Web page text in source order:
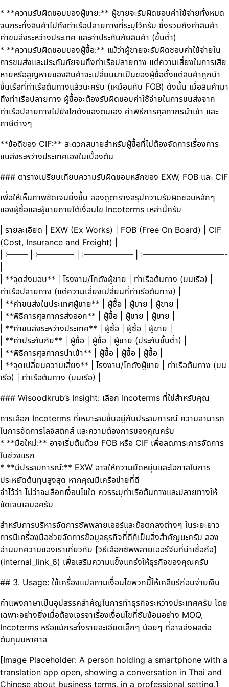
* **ความรับผิดชอบของผู้ขาย:** ผู้ขายจะรับผิดชอบค่าใช้จ่ายทั้งหมด
จนกระทั่งสินค้าไปถึงท่าเรือปลายทางที่ระบุไว้ครับ ซึ่งรวมถึงค่าสินค้า
ค่าขนส่งระหว่างประเทศ และค่าประกันภัยสินค้า (ขั้นต่ำ)
* **ความรับผิดชอบของผู้ซื้อ:** แม้ว่าผู้ขายจะรับผิดชอบค่าใช้จ่ายใน
การขนส่งและประกันภัยจนถึงท่าเรือปลายทาง แต่ความเสี่ยงในการเสีย
หายหรือสูญหายของสินค้าจะเปลี่ยนมาเป็นของผู้ซื้อตั้งแต่สินค้าถูกนำ
ขึ้นเรือที่ท่าเรือต้นทางแล้วนะครับ (เหมือนกับ FOB) ดังนั้น เมื่อสินค้ามา
ถึงท่าเรือปลายทาง ผู้ซื้อจะต้องรับผิดชอบค่าใช้จ่ายในการขนส่งจาก
ท่าเรือปลายทางไปยังโกดังของตนเอง ค่าพิธีการศุลกากรนำเข้า และ
ภาษีต่างๆ
**ข้อดีของ CIF:** สะดวกสบายสำหรับผู้ซื้อที่ไม่ต้องจัดการเรื่องการ
ขนส่งระหว่างประเทศเองในเบื้องต้น
### ตารางเปรียบเทียบความรับผิดชอบหลักของ EXW, FOB และ CIF
เพื่อให้เห็นภาพชัดเจนยิ่งขึ้น ลองดูตารางสรุปความรับผิดชอบหลักๆ
ของผู้ซื้อและผู้ขายภายใต้เงื่อนไข Incoterms เหล่านี้ครับ
| รายละเอียด | EXW (Ex Works) | FOB (Free On Board) | CIF
(Cost, Insurance and Freight) |
| :——– | :————– | :—————— | :——————————-
| **จุดส่งมอบ** | โรงงาน/โกดังผู้ขาย | ท่าเรือต้นทาง (บนเรือ) |
ท่าเรือปลายทาง (แต่ความเสี่ยงเปลี่ยนที่ท่าเรือต้นทาง) |
| **ค่าขนส่งในประเทศผู้ขาย** | ผู้ซื้อ | ผู้ขาย | ผู้ขาย |
| **พิธีการศุลกากรส่งออก** | ผู้ซื้อ | ผู้ขาย | ผู้ขาย |
| **ค่าขนส่งระหว่างประเทศ** | ผู้ซื้อ | ผู้ซื้อ | ผู้ขาย |
| **ค่าประกันภัย** | ผู้ซื้อ | ผู้ซื้อ | ผู้ขาย (ประกันขั้นต่ำ) |
| **พิธีการศุลกากรนำเข้า** | ผู้ซื้อ | ผู้ซื้อ | ผู้ซื้อ |
| **จุดเปลี่ยนความเสี่ยง** | โรงงาน/โกดังผู้ขาย | ท่าเรือต้นทาง (บน
เรือ) | ท่าเรือต้นทาง (บนเรือ) |
### Wisoodkrub’s Insight: เลือก Incoterms ที่ใช่สำหรับคุณ
การเลือก Incoterms ที่เหมาะสมขึ้นอยู่กับประสบการณ์ ความสามารถ
ในการจัดการโลจิสติกส์ และความต้องการของคุณครับ
* **มือใหม่:** อาจเริ่มต้นด้วย FOB หรือ CIF เพื่อลดภาระการจัดการ
ในช่วงแรก
* **มีประสบการณ์:** EXW อาจให้ความยืดหยุ่นและโอกาสในการ
ประหยัดต้นทุนสูงสุด หากคุณมีเครือข่ายที่ดี
จำไว้ว่า ไม่ว่าจะเลือกเงื่อนไขใด ควรระบุท่าเรือต้นทางและปลายทางให้
ชัดเจนเสมอครับ
สำหรับการบริหารจัดการซัพพลายเออร์และข้อตกลงต่างๆ ในระยะยาว
การมีเครื่องมือช่วยจัดการข้อมูลธุรกิจที่ดีก็เป็นสิ่งสำคัญนะครับ ลอง
อ่านบทความของเราเกี่ยวกับ [วิธีเลือกซัพพลายเออร์จีนที่น่าเชื่อถือ]
(internal_link_6) เพื่อเสริมความแข็งแกร่งให้ธุรกิจของคุณครับ
## 3. Usage: ใช้เครื่องแปลถามเงื่อนไขพวกนี้ให้เคลียร์ก่อนจ่ายเงิน
กำแพงภาษาเป็นอุปสรรคสำคัญในการทำธุรกิจระหว่างประเทศครับ โดย
เฉพาะอย่างยิ่งเมื่อต้องเจรจาเรื่องเงื่อนไขที่ซับซ้อนอย่าง MOQ,
Incoterms หรือแม้กระทั่งรายละเอียดเล็กๆ น้อยๆ ที่อาจส่งผลต่อ
ต้นทุนมหาศาล
[Image Placeholder: A person holding a smartphone with a
translation app open, showing a conversation in Thai and
Chinese about business terms, in a professional setting.]